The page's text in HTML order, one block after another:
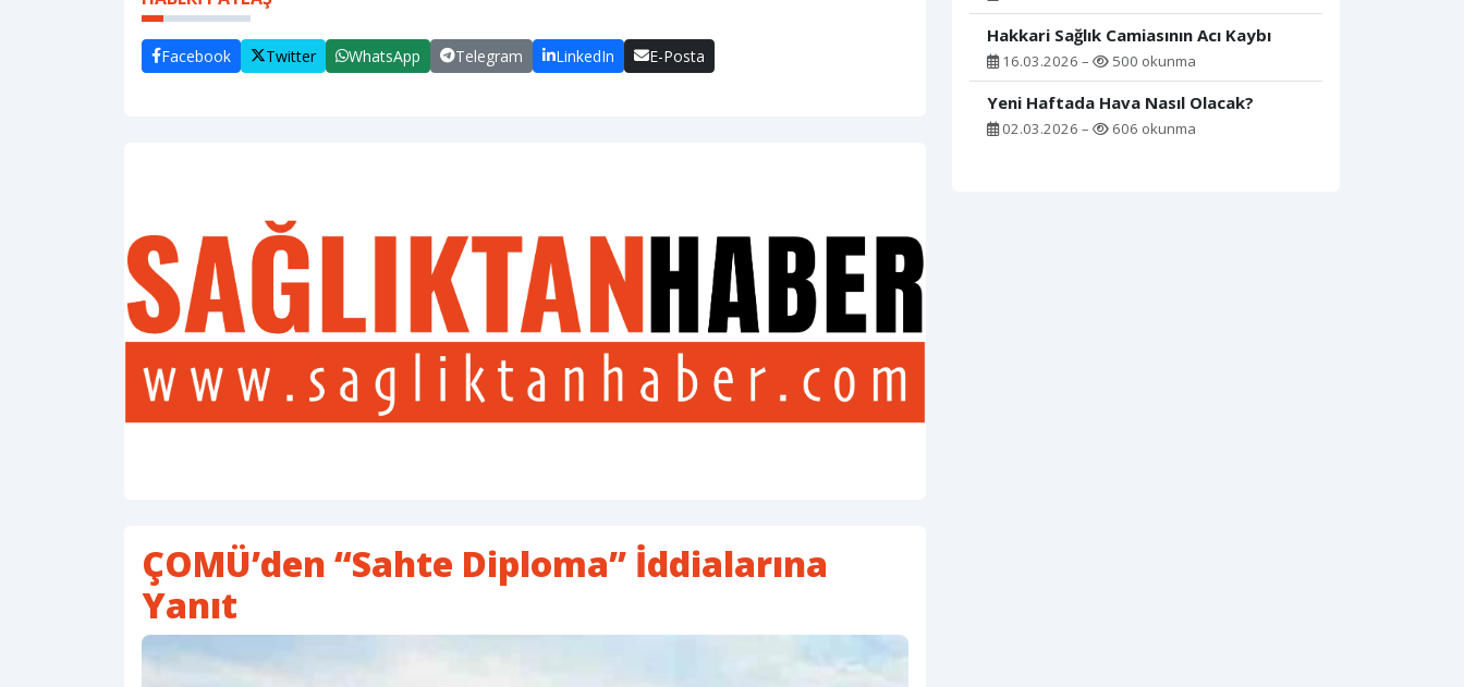
Facebook Twitter WhatsApp Telegram LinkedIn E-Posta
ÇOMÜ’den “Sahte Diploma” İddialarına
Yanıt
Hakkari Sağlık Camiasının Acı Kaybı
16.03.2026 – 500 okunma
Yeni Haftada Hava Nasıl Olacak?
02.03.2026 – 606 okunma